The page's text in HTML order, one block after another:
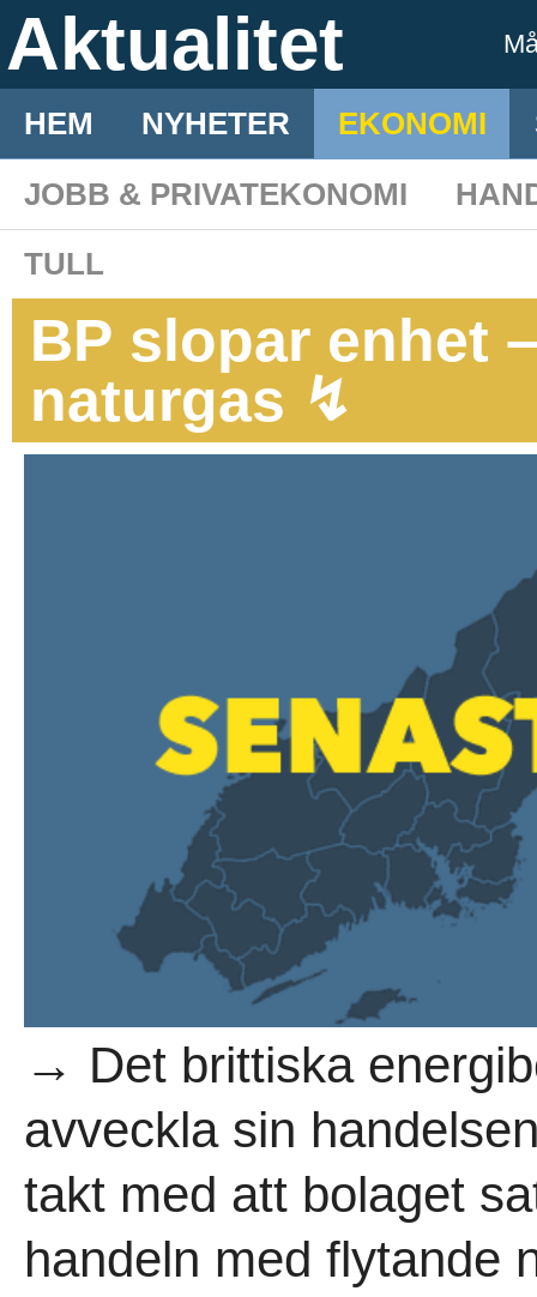
Aktualitet
HEM NYHETER EKONOMI
JOBB & PRIVATEKONOMI
TULL
BP slopar enhet
naturgas ↯
→ Det brittiska
avveckla sin
takt med att bolaget
handeln med flytande